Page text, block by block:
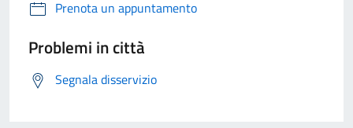
Prenota un appuntamento
Problemi in città
Segnala disservizio